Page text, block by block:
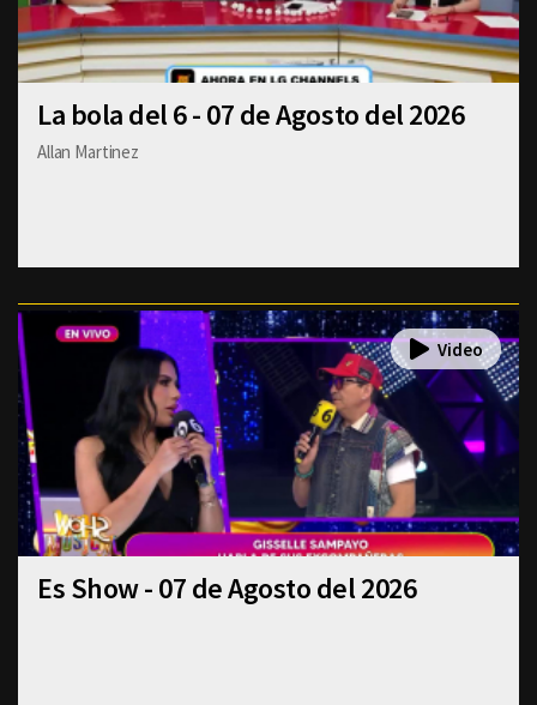
La bola del 6 - 07 de Agosto del 2026
Allan Martinez
Es Show - 07 de Agosto del 2026